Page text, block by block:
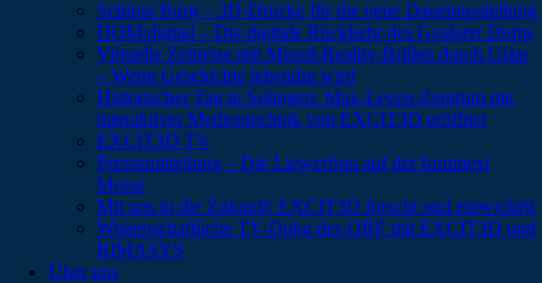
Schloss Burg – 3D-Drucke für die neue Dauerausstellung
DOM:digital – Die digitale Rückkehr des Goslarer Doms
Virtuelle Zeitreise mit Mixed-Reality-Brillen durch Uslar
– Wenn Geschichte lebendig wird
Historischer Tag in Solingen: Max-Leven-Zentrum mit
interaktiver Medientechnik von EXCIT3D eröffnet
EXCIT3D TV
Pressemitteilung – Die Liewerfrau auf der formnext
Messe
Mit uns in die Zukunft: EXCIT3D forscht und entwickelt
Wissenschaftliche TV-Doku des ORF mit EXCIT3D und
RIMASYS
Über uns